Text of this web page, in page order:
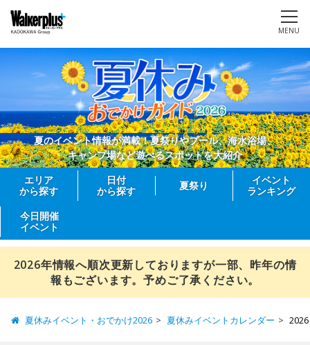
MENU
夏のイベント情報が満載！夏祭りやプール、海水浴場、
キャンプ場など遊べるスポットを大紹介
エリア
から探す
日付
から探す
夏祭り
イベント
ランキング
今日開催
イベント
2026年情報へ順次更新しておりますが一部、昨年の情
報もございます。予めご了承ください。
夏休みイベント・おでかけ2026 夏休みイベントカレンダー